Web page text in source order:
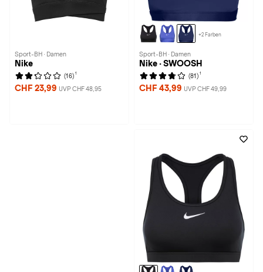
Sport-BH · Damen
Nike
(16) 1
CHF 23,99 UVP CHF 48,95
+2 Farben
Sport-BH · Damen
Nike · SWOOSH
(81) 1
CHF 43,99 UVP CHF 49,99